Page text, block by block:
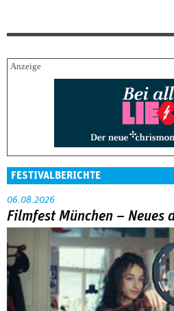
FESTIVALBERICHTE
06.08.2026
Filmfest München – Neues